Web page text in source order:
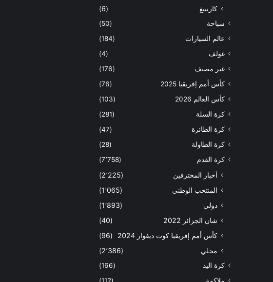
كارتينغ
(6)
سباحة
(50)
عالم السيارات
(184)
غولف
(4)
غير مصنف
(176)
كأس أمم إفريقيا 2025
(76)
كأس العالم 2026
(103)
كرة السلة
(281)
كرة الطائرة
(47)
كرة الطاولة
(28)
كرة القدم
(7٬758)
أخبار المحترفين
(2٬225)
المنتخب الوطني
(1٬065)
دولي
(1٬893)
شان الجزائر 2022
(40)
كأس أمم إفريقيا كوت ديفوار 2024
(96)
محلي
(2٬386)
كرة اليد
(166)